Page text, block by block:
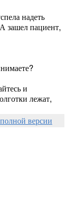
надеть
зашел пациент,
и
лежат,
версии